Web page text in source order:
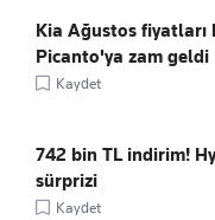
Kia Ağustos
Picanto'ya zam geldi
Kaydet
742 bin TL indirim!
sürprizi
Kaydet